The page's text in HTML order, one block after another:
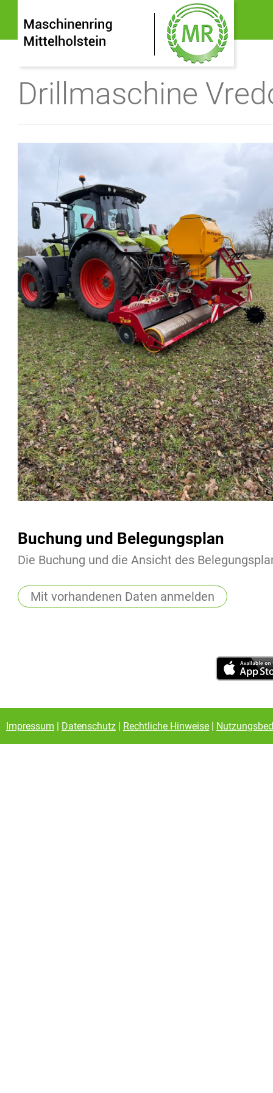
Drillmaschine
Buchung und Belegungsplan
Die Buchung und die Ansicht des
Mit vorhandenen Daten anmelden
Impressum | Datenschutz | Rechtliche Hinweise |